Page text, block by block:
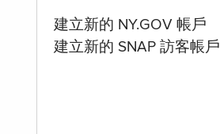
建立新的 NY.GOV 帳戶
建立新的 SNAP 訪客帳戶